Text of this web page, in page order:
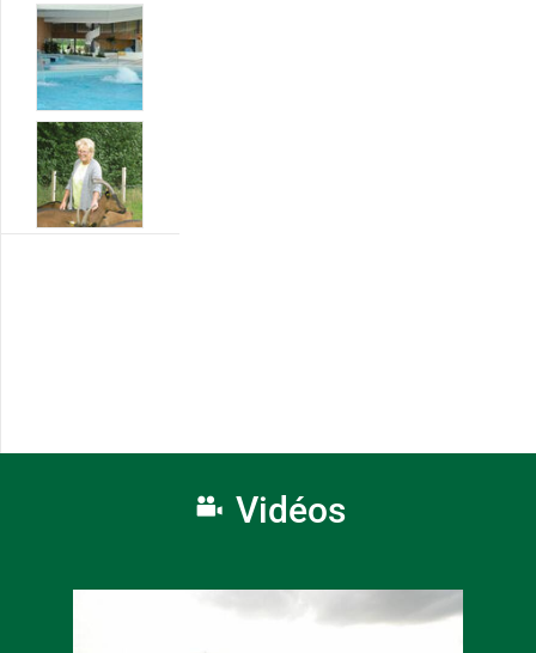
Vidéos